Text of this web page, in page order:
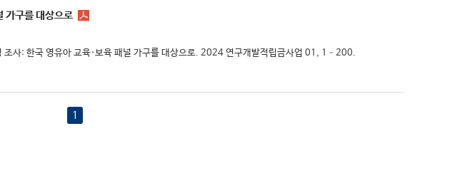
가구를 대상으로
사: 한국 영유아 교육·보육 패널 가구를 대상으로. 2024 연구개발적립금사업 01, 1–200.
1